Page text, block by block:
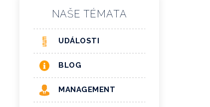
NAŠE TÉMATA
UDÁLOSTI
BLOG
MANAGEMENT